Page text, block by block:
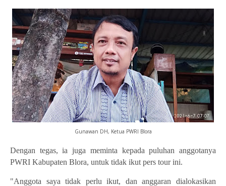
Gunawan DH, Ketua PWRI Blora
Dengan tegas, ia juga meminta kepada puluhan anggotanya
PWRI Kabupaten Blora, untuk tidak ikut pers tour ini.
"Anggota saya tidak perlu ikut, dan anggaran dialokasikan